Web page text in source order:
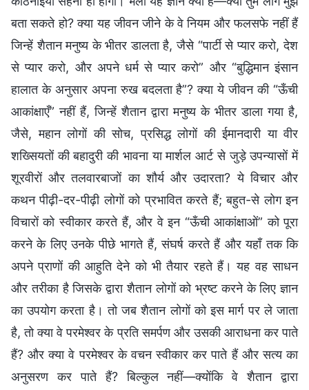
बता सकते हो? क्या यह जीवन जीने के वे नियम और फलसफे नहीं हैं
जिन्हें शैतान मनुष्य के भीतर डालता है, जैसे “पार्टी से प्यार करो, देश
से प्यार करो, और अपने धर्म से प्यार करो” और “बुद्धिमान इंसान
हालात के अनुसार अपना रुख बदलता है”? क्या ये जीवन की “ऊँची
आकांक्षाएँ” नहीं हैं, जिन्हें शैतान द्वारा मनुष्य के भीतर डाला गया है,
जैसे, महान लोगों की सोच, प्रसिद्ध लोगों की ईमानदारी या वीर
शख्सियतों की बहादुरी की भावना या मार्शल आर्ट से जुड़े उपन्यासों में
शूरवीरों और तलवारबाजों का शौर्य और उदारता? ये विचार और
कथन पीढ़ी-दर-पीढ़ी लोगों को प्रभावित करते हैं; बहुत-से लोग इन
विचारों को स्वीकार करते हैं, और वे इन “ऊँची आकांक्षाओं” को पूरा
करने के लिए उनके पीछे भागते हैं, संघर्ष करते हैं और यहाँ तक कि
अपने प्राणों की आहुति देने को भी तैयार रहते हैं। यह वह साधन
और तरीका है जिसके द्वारा शैतान लोगों को भ्रष्ट करने के लिए ज्ञान
का उपयोग करता है। तो जब शैतान लोगों को इस मार्ग पर ले जाता
है, तो क्या वे परमेश्वर के प्रति समर्पण और उसकी आराधना कर पाते
हैं? और क्या वे परमेश्वर के वचन स्वीकार कर पाते हैं और सत्य का
अनुसरण कर पाते हैं? बिल्कुल नहीं—क्योंकि वे शैतान द्वारा